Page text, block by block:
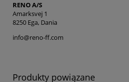
RENO A/S
Amarksvej 1
8250 Ega, Dania
info@reno-ff.com
Produkty powiązane